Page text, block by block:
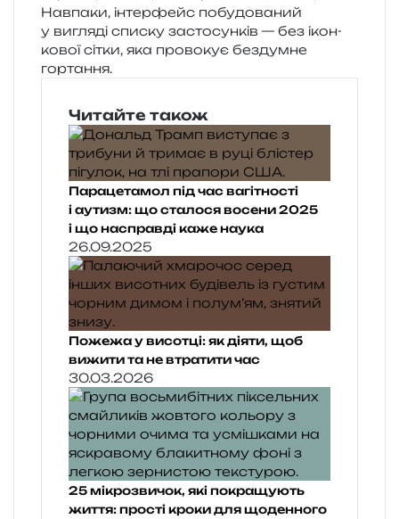
Навпаки, інтер­фейс побу­до­ва­ний
у вигля­ді спи­ску засто­сун­ків — без ікон­
ко­вої сітки, яка про­во­кує без­дум­не
гортання.
Читайте також
Парацетамол під час вагітності
і аутизм: що сталося восени 2025
і що насправді каже наука
26.09.2025
Пожежа у висотці: як діяти, щоб
вижити та не втратити час
30.03.2026
25 мікрозвичок, які покращують
життя: прості кроки для щоденного